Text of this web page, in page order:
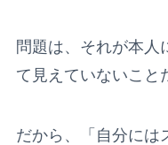
問題は、それが本人
て見えていないこと
だから、「自分には